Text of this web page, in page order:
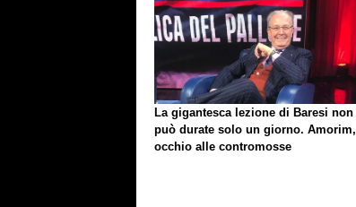
La gigantesca lezione di Baresi non
può durate solo un giorno. Amorim,
occhio alle contromosse